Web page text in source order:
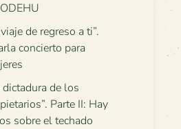
de regreso a ti”.
concierto para
dictadura de los
Parte II: Hay
sobre el techado